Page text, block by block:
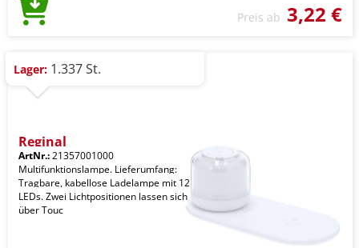
Preis ab 3,22 €
Lager: 1.337 St.
Reginal
ArtNr.:21357001000
Multifunktionslampe. Lieferumfang:
Tragbare, kabellose Ladelampe mit 12
LEDs. Zwei Lichtpositionen lassen sich
über Touc